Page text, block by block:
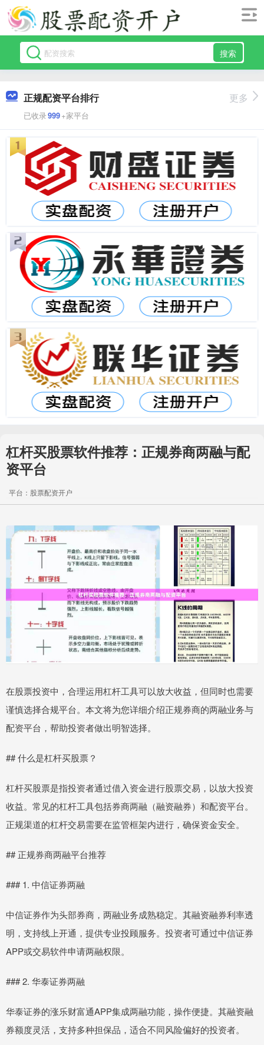
搜索
正规配资平台排行
已收录999+家平台
更多
杠杆买股票软件推荐：正规券商两融与配
资平台
平台：股票配资开户
在股票投资中，合理运用杠杆工具可以放大收益，但同时也需要
谨慎选择合规平台。本文将为您详细介绍正规券商的两融业务与
配资平台，帮助投资者做出明智选择。
## 什么是杠杆买股票？
杠杆买股票是指投资者通过借入资金进行股票交易，以放大投资
收益。常见的杠杆工具包括券商两融（融资融券）和配资平台。
正规渠道的杠杆交易需要在监管框架内进行，确保资金安全。
## 正规券商两融平台推荐
### 1. 中信证券两融
中信证券作为头部券商，两融业务成熟稳定。其融资融券利率透
明，支持线上开通，提供专业投顾服务。投资者可通过中信证券
APP或交易软件申请两融权限。
### 2. 华泰证券两融
华泰证券的涨乐财富通APP集成两融功能，操作便捷。其融资融
券额度灵活，支持多种担保品，适合不同风险偏好的投资者。